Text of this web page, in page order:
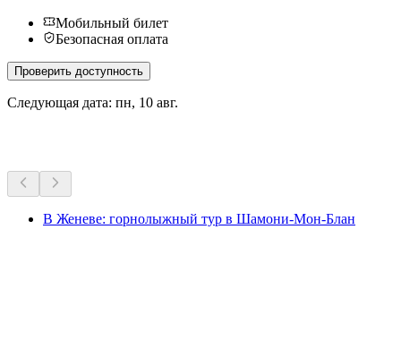
Мобильный билет
Безопасная оплата
Проверить доступность
Следующая дата: пн, 10 авг.
В Женеве: горнолыжный тур в Шамони-Мон-Блан